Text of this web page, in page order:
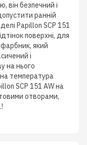
він безпечний і
ранній
Papillon SCP 151
поверхні, для
який
і
на нього
температура
SCP 151 AW на
отворами,